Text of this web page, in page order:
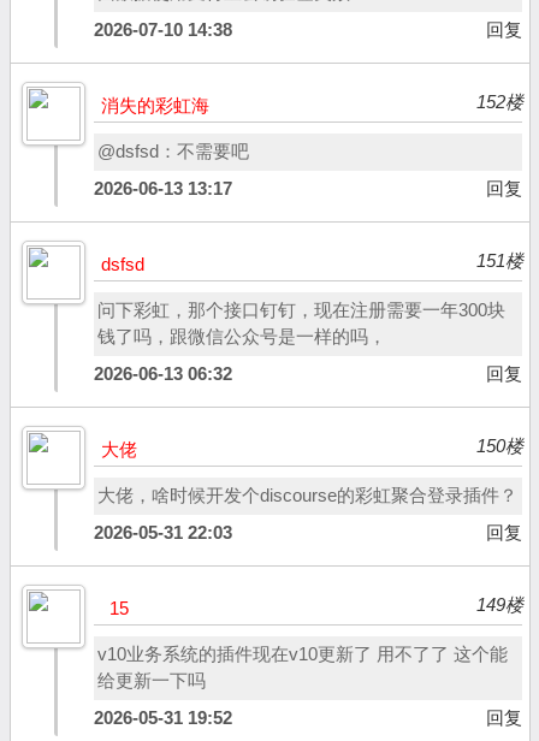
2026-07-10 14:38
回复
消失的彩虹海 152楼
@dsfsd：不需要吧
2026-06-13 13:17
回复
dsfsd 151楼
问下彩虹，那个接口钉钉，现在注册需要一年300块
钱了吗，跟微信公众号是一样的吗，
2026-06-13 06:32
回复
大佬 150楼
大佬，啥时候开发个discourse的彩虹聚合登录插件？
2026-05-31 22:03
回复
15 149楼
v10业务系统的插件现在v10更新了 用不了了 这个能
给更新一下吗
2026-05-31 19:52
回复